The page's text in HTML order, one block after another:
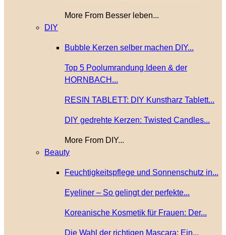
More From Besser leben...
DIY
Bubble Kerzen selber machen DIY...
Top 5 Poolumrandung Ideen & der
HORNBACH...
RESIN TABLETT: DIY Kunstharz Tablett...
DIY gedrehte Kerzen: Twisted Candles...
More From DIY...
Beauty
Feuchtigkeitspflege und Sonnenschutz in...
Eyeliner – So gelingt der perfekte...
Koreanische Kosmetik für Frauen: Der...
Die Wahl der richtigen Mascara: Ein...